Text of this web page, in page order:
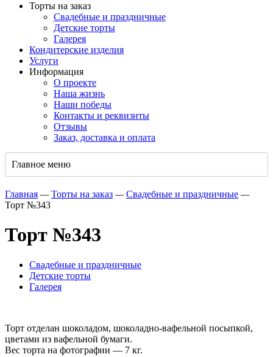
Торты на заказ
Свадебные и праздничные
Детские торты
Галерея
Кондитерские изделия
Услуги
Информация
О проекте
Наша жизнь
Наши победы
Контакты и реквизиты
Отзывы
Заказ, доставка и оплата
Главное меню
Главная — Торты на заказ — Свадебные и праздничные —
Торт №343
Торт №343
Свадебные и праздничные
Детские торты
Галерея
Торт отделан шоколадом, шоколадно-вафельной посыпкой,
цветами из вафельной бумаги.
Вес торта на фотографии — 7 кг.